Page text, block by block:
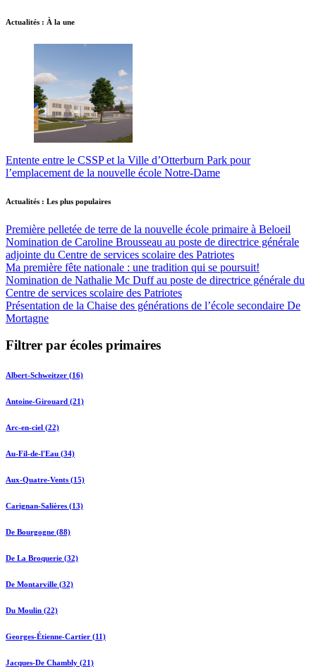
Actualités : À la une
Entente entre le CSSP et la Ville d’Otterburn Park pour
l’emplacement de la nouvelle école Notre-Dame
Actualités : Les plus populaires
Première pelletée de terre de la nouvelle école primaire à Beloeil
Nomination de Caroline Brousseau au poste de directrice générale
adjointe du Centre de services scolaire des Patriotes
Ma première fête nationale : une tradition qui se poursuit!
Nomination de Nathalie Mc Duff au poste de directrice générale du
Centre de services scolaire des Patriotes
Présentation de la Chaise des générations de l’école secondaire De
Mortagne
Filtrer par écoles primaires
Albert-Schweitzer (16)
Antoine-Girouard (21)
Arc-en-ciel (22)
Au-Fil-de-l'Eau (34)
Aux-Quatre-Vents (15)
Carignan-Salières (13)
De Bourgogne (88)
De La Broquerie (32)
De Montarville (32)
Du Moulin (22)
Georges-Étienne-Cartier (11)
Jacques-De Chambly (21)